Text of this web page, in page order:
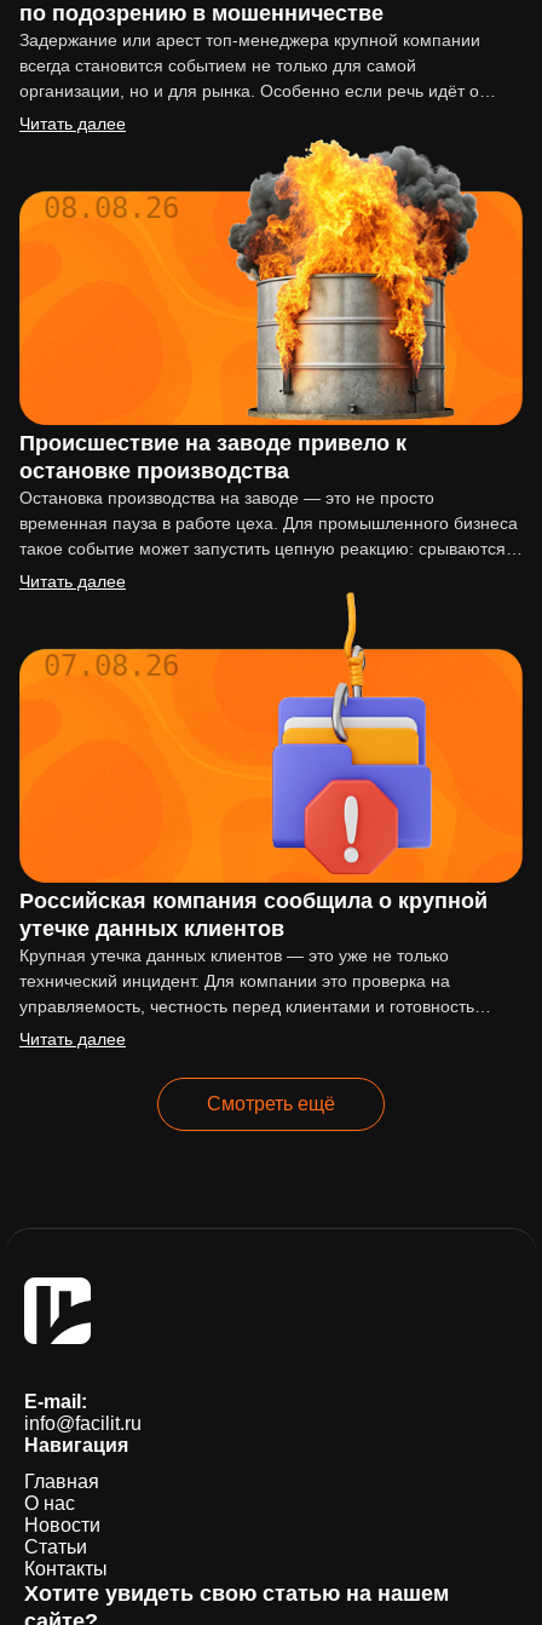
по подозрению в мошенничестве
Задержание или арест топ-менеджера крупной компании
всегда становится событием не только для самой
организации, но и для рынка. Особенно если речь идёт о
подозрении…
Читать далее
08.08.26
Происшествие на заводе привело к
остановке производства
Остановка производства на заводе — это не просто
временная пауза в работе цеха. Для промышленного бизнеса
такое событие может запустить цепную реакцию: срываются
сроки…
Читать далее
07.08.26
Российская компания сообщила о крупной
утечке данных клиентов
Крупная утечка данных клиентов — это уже не только
технический инцидент. Для компании это проверка на
управляемость, честность перед клиентами и готовность
действовать по…
Читать далее
Смотреть ещё
E-mail:
info@facilit.ru
Навигация
Главная
О нас
Новости
Статьи
Контакты
Хотите увидеть свою статью на нашем